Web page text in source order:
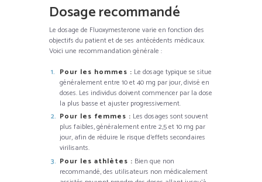
Dosage recommandé
Le dosage de Fluoxymesterone varie en fonction des
objectifs du patient et de ses antécédents médicaux.
Voici une recommandation générale :
Pour les hommes : Le dosage typique se situe
généralement entre 10 et 40 mg par jour, divisé en
doses. Les individus doivent commencer par la dose
la plus basse et ajuster progressivement.
Pour les femmes : Les dosages sont souvent
plus faibles, généralement entre 2,5 et 10 mg par
jour, afin de réduire le risque d’effets secondaires
virilisants.
Pour les athlètes : Bien que non
recommandé, des utilisateurs non médicalement